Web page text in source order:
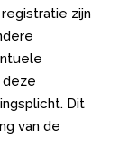
zijn
deze
Dit
van de